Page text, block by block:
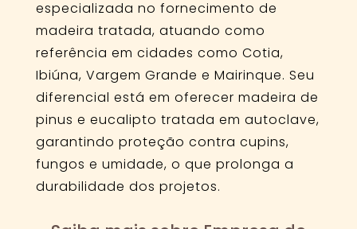
especializada no fornecimento de
madeira tratada, atuando como
referência em cidades como Cotia,
Ibiúna, Vargem Grande e Mairinque. Seu
diferencial está em oferecer madeira de
pinus e eucalipto tratada em autoclave,
garantindo proteção contra cupins,
fungos e umidade, o que prolonga a
durabilidade dos projetos.